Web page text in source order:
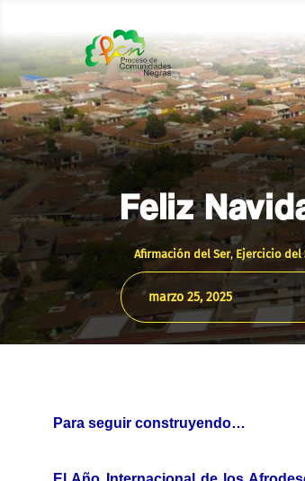
Feliz
Afirmación del Ser,Ejercicio del
marzo 25, 2025
Para seguir construyendo…